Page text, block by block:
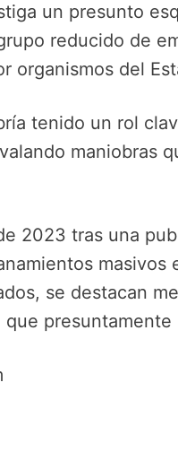
un presunto
reducido de
organismos del
tenido un rol
maniobras
2023 tras una
masivos
se destacan